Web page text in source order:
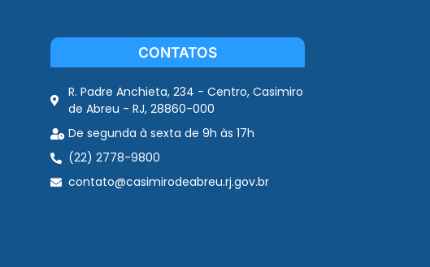
CONTATOS
R. Padre Anchieta, 234 - Centro, Casimiro
de Abreu - RJ, 28860-000
De segunda à sexta de 9h às 17h
(22) 2778-9800
contato@casimirodeabreu.rj.gov.br